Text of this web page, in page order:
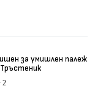
за умишлен палеж
2